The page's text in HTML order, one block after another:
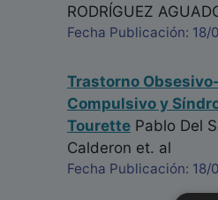
RODRÍGUEZ
Fecha Publicación: 18/
Trastorno Obsesivo-
Compulsivo y
Tourette Pablo Del
Calderon et. al
Fecha Publicación: 18/